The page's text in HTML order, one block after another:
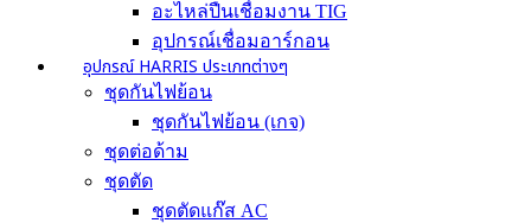
อะไหล่ปืนเชื่อมงาน TIG
อุปกรณ์เชื่อมอาร์กอน
อุปกรณ์ HARRIS ประเภทต่างๆ
ชุดกันไฟย้อน
ชุดกันไฟย้อน (เกจ)
ชุดต่อด้าม
ชุดตัด
ชุดตัดแก๊ส AC